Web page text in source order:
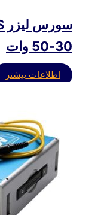
30-50 وات
اطلاعات بیشتر